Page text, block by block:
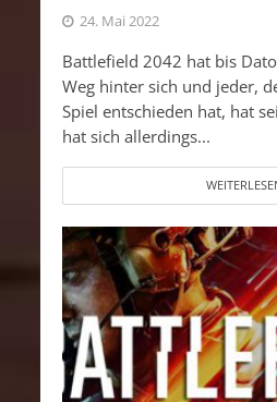
24. Mai 2022
Battlefield 2042 hat bis
Weg hinter sich und jeder,
Spiel entschieden hat, hat
hat sich allerdings...